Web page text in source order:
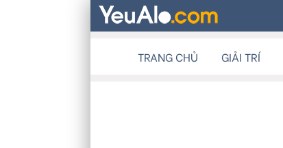
TRANG CHỦ GIẢI TRÍ